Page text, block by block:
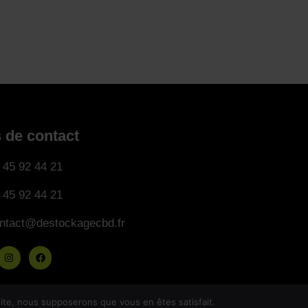
de contact
45 92 44 21
45 92 44 21
nous supposerons que vous en êtes satisfait.